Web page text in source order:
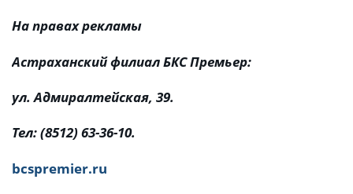
На правах рекламы
Астраханский филиал БКС Премьер:
ул. Адмиралтейская, 39.
Тел: (8512) 63-36-10.
bcspremier.ru